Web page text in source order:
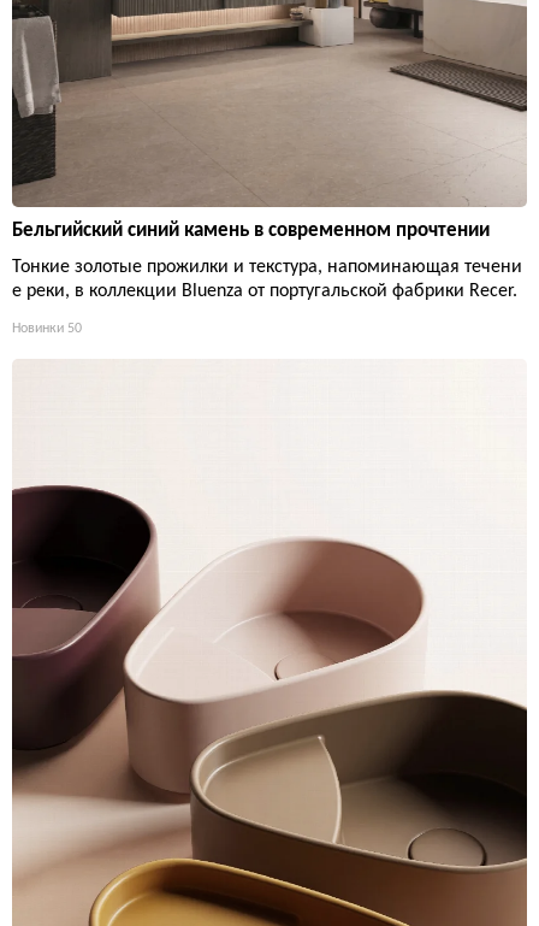
Бельгийский синий камень в современном прочтении
Тонкие золотые прожилки и текстура, напоминающая течени
е реки, в коллекции Bluenza от португальской фабрики Recer.
Новинки 50